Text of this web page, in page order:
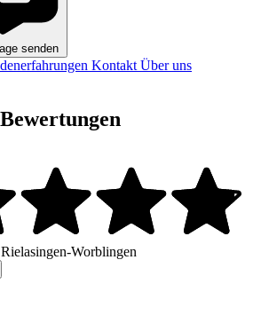
senden
Kontakt Über uns
Worblingen